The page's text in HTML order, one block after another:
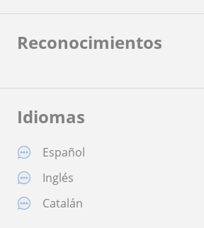
Reconocimientos
Idiomas
Español
Inglés
Catalán